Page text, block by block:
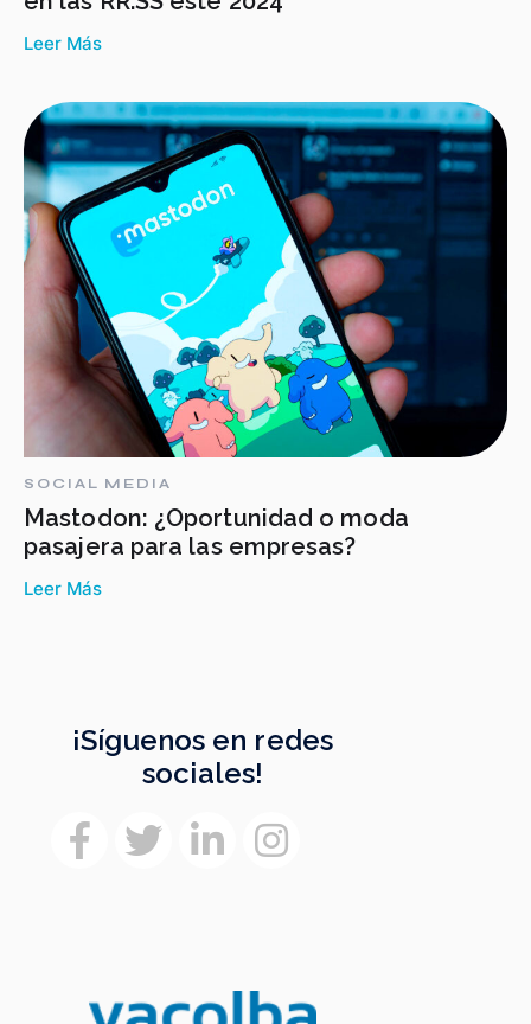
Leer Más
SOCIAL MEDIA
Mastodon: ¿Oportunidad o moda
pasajera para las empresas?
Leer Más
¡Síguenos en redes
sociales!